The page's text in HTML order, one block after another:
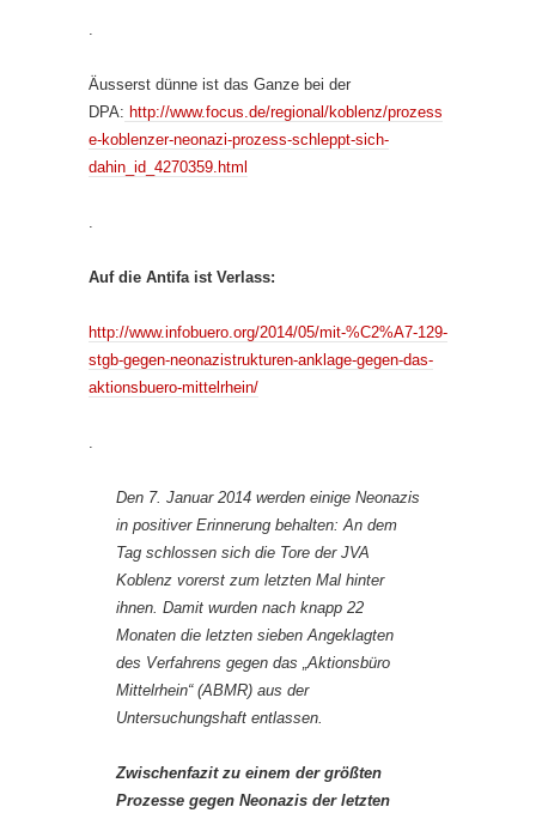
.
Äusserst dünne ist das Ganze bei der
DPA: http://www.focus.de/regional/koblenz/prozess
e-koblenzer-neonazi-prozess-schleppt-sich-
dahin_id_4270359.html
.
Auf die Antifa ist Verlass:
http://www.infobuero.org/2014/05/mit-%C2%A7-129-
stgb-gegen-neonazistrukturen-anklage-gegen-das-
aktionsbuero-mittelrhein/
.
Den 7. Januar 2014 werden einige Neonazis
in positiver Erinnerung behalten: An dem
Tag schlossen sich die Tore der JVA
Koblenz vorerst zum letzten Mal hinter
ihnen. Damit wurden nach knapp 22
Monaten die letzten sieben Angeklagten
des Verfahrens gegen das „Aktionsbüro
Mittelrhein“ (ABMR) aus der
Untersuchungshaft entlassen.
Zwischenfazit zu einem der größten
Prozesse gegen Neonazis der letzten